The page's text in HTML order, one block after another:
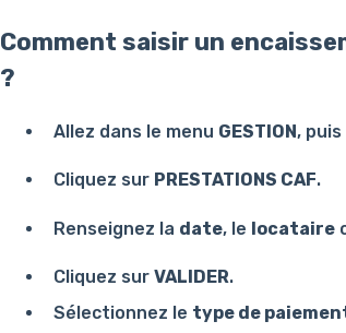
Comment saisir un
?
Allez dans le menu GESTION,
Cliquez sur PRESTATIONS CAF.
Renseignez la date, le locataire
Cliquez sur VALIDER.
Sélectionnez le type de